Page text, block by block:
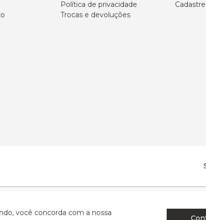
Política de privacidade
Trocas e devoluções
você concorda com a nossa